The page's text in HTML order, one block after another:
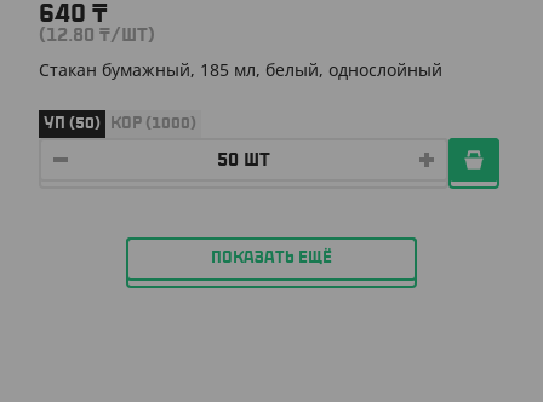
640 ₸
(12.80 ₸/ШТ)
Стакан бумажный, 185 мл, белый, однослойный
УП (50) КОР (1000)
ПОКАЗАТЬ ЕЩЁ